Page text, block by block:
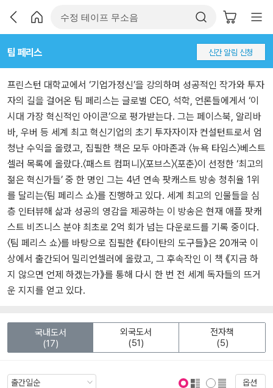
팀 페리스 신간 알림 신청
프린스턴 대학교에서 ‘기업가정신’을 강의하며 성공적인 작가와 투자
자의 길을 걸어온 팀 페리스는 글로벌 CEO, 석학, 언론들에게서 ‘이
시대 가장 혁신적인 아이콘’으로 평가받는다. 그는 페이스북, 알리바
바, 우버 등 세계 최고 혁신기업의 초기 투자자이자 컨설턴트로서 엄
청난 수익을 올렸고, 집필한 책은 모두 아마존과 〈뉴욕 타임스〉베스트
셀러 목록에 올랐다.〈패스트 컴퍼니〉〈포브스〉〈포춘〉이 선정한 ‘최고의
젊은 혁신가들’ 중 한 명인 그는 4년 연속 팟캐스트 방송 청취율 1위
를 달리는〈팀 페리스 쇼〉를 진행하고 있다. 세계 최고의 인물들을 심
층 인터뷰해 삶과 성공의 영감을 제공하는 이 방송은 현재 애플 팟캐
스트 비즈니스 분야 최초로 2억 회가 넘는 다운로드를 기록 중이다.
〈팀 페리스 쇼〉를 바탕으로 집필한 《타이탄의 도구들》은 20개국 이
상에서 출간되어 밀리언셀러에 올랐고, 그 후속작인 이 책 《지금 하
지 않으면 언제 하겠는가》를 통해 다시 한 번 전 세계 독자들의 뜨거
운 지지를 얻고 있다.
국내도서
(17)
외국도서
(51)
전자책
(5)
옵션